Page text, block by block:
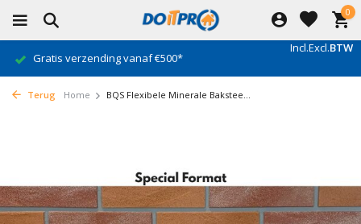
0
Incl.Excl.BTW
Gratis verzending vanaf €500*
Terug Home BQS Flexibele Minerale Bakstee...